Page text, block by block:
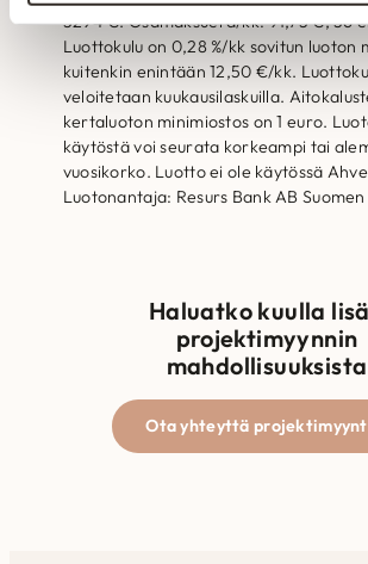
3294 €. Osamaksuerä/kk: 91,73 €, 36
Luottokulu on 0,28 %/kk sovitun luoton
kuitenkin enintään 12,50 €/kk.
veloitetaan kuukausilaskuilla.
kertaluoton minimiostos on 1 euro.
käytöstä voi seurata korkeampi tai
vuosikorko. Luotto ei ole käytössä
Luotonantaja: Resurs Bank AB
Haluatko kuulla
projektimyynnin
mahdollisuuksista
Ota yhteyttä